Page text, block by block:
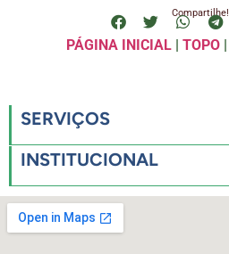
Compartilhe!
PÁGINA INICIAL| TOPO|
SERVIÇOS
INSTITUCIONAL